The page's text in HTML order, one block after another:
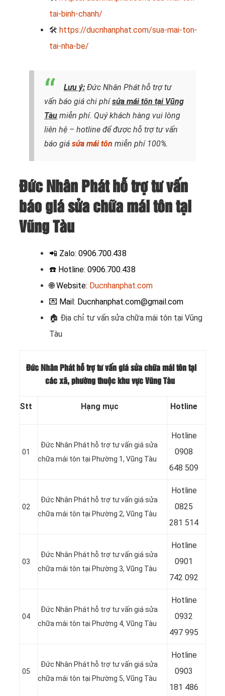
tai-binh-chanh/
🛠 https://ducnhanphat.com/sua-mai-ton-
tai-nha-be/
Lưu ý: Đức Nhân Phát hỗ trợ tư
vấn báo giá chi phísửa mái tôn tại Vũng
Tàu miễn phí. Quý khách hàng vui lòng
liên hệ – hotline để được hỗ trợ tư vấn
báo giá sửa mái tôn miễn phí 100%.
Đức Nhân Phát hỗ trợ tư vấn
báo giá sửa chữa mái tôn tại
Vũng Tàu
📲 Zalo: 0906.700.438
☎️ Hotline: 0906.700.438
🌐 Website: Ducnhanphat.com
💌 Mail: Ducnhanphat.com@gmail.com
🏠 Địa chỉ tư vấn sửa chữa mái tôn tại Vũng
Tàu
Đức Nhân Phát hỗ trợ tư vấn giá sửa chữa mái tôn tại
các xã, phường thuộc khu vực Vũng Tàu
Stt Hạng mục Hotline
01
Đức Nhân Phát hỗ trợ tư vấn giá sửa
chữa mái tôn tại Phường 1, Vũng Tàu
Hotline
0908
648 509
02
Đức Nhân Phát hỗ trợ tư vấn giá sửa
chữa mái tôn tại Phường 2, Vũng Tàu
Hotline
0825
281 514
03
Đức Nhân Phát hỗ trợ tư vấn giá sửa
chữa mái tôn tại Phường 3, Vũng Tàu
Hotline
0901
742 092
04
Đức Nhân Phát hỗ trợ tư vấn giá sửa
chữa mái tôn tại Phường 4, Vũng Tàu
Hotline
0932
497 995
05
Đức Nhân Phát hỗ trợ tư vấn giá sửa
chữa mái tôn tại Phường 5, Vũng Tàu
Hotline
0903
181 486